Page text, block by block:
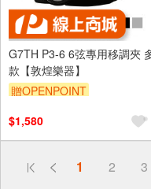
G7TH P3-6 6弦專用移調夾
款【敦煌樂器】
贈OPENPOINT
$1,580
1 2 3
偏遠地區配